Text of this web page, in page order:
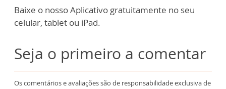
Baixe o nosso Aplicativo gratuitamente no seu
celular, tablet ou iPad.
Seja o primeiro a comentar
Os comentários e avaliações são de responsabilidade exclusiva de